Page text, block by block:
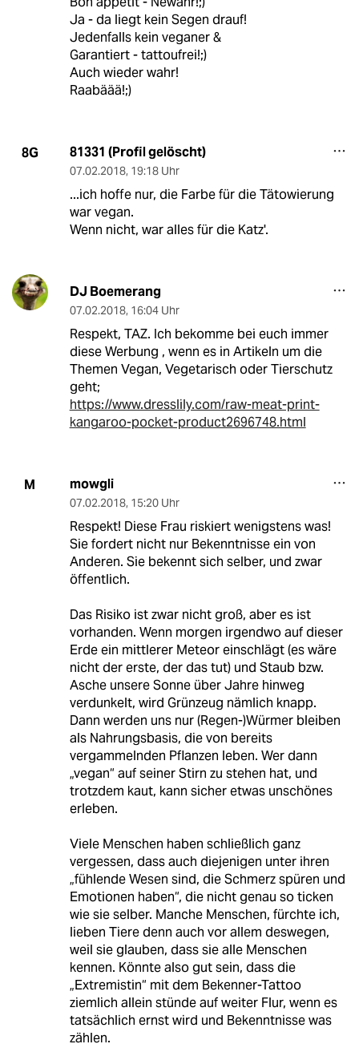
Ja - da liegt kein Segen drauf!
Jedenfalls kein veganer &
Garantiert - tattoufrei!;)
Auch wieder wahr!
Raabäää!;)
8G 81331 (Profil gelöscht)
07.02.2018, 19:18 Uhr
...ich hoffe nur, die Farbe für die Tätowierung
war vegan.
Wenn nicht, war alles für die Katz'.
DJ Boemerang
07.02.2018, 16:04 Uhr
Respekt, TAZ. Ich bekomme bei euch immer
diese Werbung , wenn es in Artikeln um die
Themen Vegan, Vegetarisch oder Tierschutz
geht;
https://www.dresslily.com/raw-meat-print-
kangaroo-pocket-product2696748.html
M mowgli
07.02.2018, 15:20 Uhr
Respekt! Diese Frau riskiert wenigstens was!
Sie fordert nicht nur Bekenntnisse ein von
Anderen. Sie bekennt sich selber, und zwar
öffentlich.
Das Risiko ist zwar nicht groß, aber es ist
vorhanden. Wenn morgen irgendwo auf dieser
Erde ein mittlerer Meteor einschlägt (es wäre
nicht der erste, der das tut) und Staub bzw.
Asche unsere Sonne über Jahre hinweg
verdunkelt, wird Grünzeug nämlich knapp.
Dann werden uns nur (Regen-)Würmer bleiben
als Nahrungsbasis, die von bereits
vergammelnden Pflanzen leben. Wer dann
„vegan“ auf seiner Stirn zu stehen hat, und
trotzdem kaut, kann sicher etwas unschönes
erleben.
Viele Menschen haben schließlich ganz
vergessen, dass auch diejenigen unter ihren
„fühlende Wesen sind, die Schmerz spüren und
Emotionen haben“, die nicht genau so ticken
wie sie selber. Manche Menschen, fürchte ich,
lieben Tiere denn auch vor allem deswegen,
weil sie glauben, dass sie alle Menschen
kennen. Könnte also gut sein, dass die
„Extremistin“ mit dem Bekenner-Tattoo
ziemlich allein stünde auf weiter Flur, wenn es
tatsächlich ernst wird und Bekenntnisse was
zählen.